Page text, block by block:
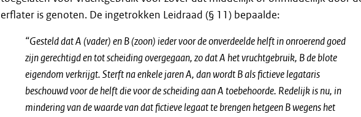
erflater is genoten. De ingetrokken Leidraad (§ 11) bepaalde:
“Gesteld dat A (vader) en B (zoon) ieder voor de onverdeelde helft in onroerend goed
zijn gerechtigd en tot scheiding overgegaan, zo dat A het vruchtgebruik, B de blote
eigendom verkrijgt. Sterft na enkele jaren A, dan wordt B als fictieve legataris
beschouwd voor de helft die voor de scheiding aan A toebehoorde. Redelijk is nu, in
mindering van de waarde van dat fictieve legaat te brengen hetgeen B wegens het